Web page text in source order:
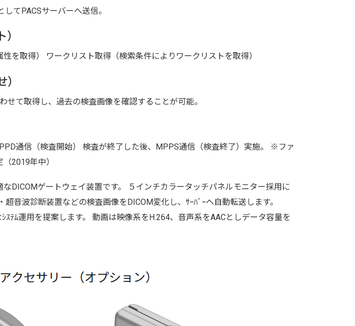
てPACSサーバーへ送信。
を取得） ワークリスト取得（検索条件によりワークリストを取得）
せて取得し、過去の検査画像を確認することが可能。
通信（検査開始） 検査が終了した後、MPPS通信（検査終了）実施。 ※ファ
2019年中）
DICOMゲートウェイ装置です。 ５インチカラータッチパネルモニター採用に
音波診断装置などの検査画像をDICOM変化し、ｻｰﾊﾞｰへ自動転送します。
ｽﾃﾑ運用を提案します。 動画は映像系をH.264、音声系をAACとしデータ容量を